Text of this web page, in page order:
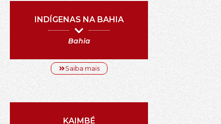
INDÍGENAS NA BAHIA
Bahia
Saiba mais
KAIMBÉ